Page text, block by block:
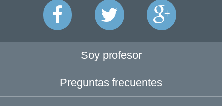
Soy profesor
Preguntas frecuentes